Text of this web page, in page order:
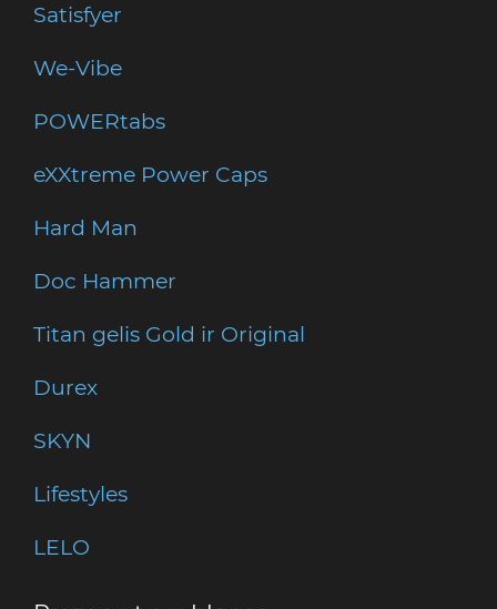
Satisfyer
We-Vibe
POWERtabs
eXXtreme Power Caps
Hard Man
Doc Hammer
Titan gelis Gold ir Original
Durex
SKYN
Lifestyles
LELO